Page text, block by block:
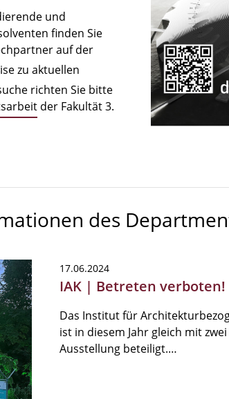
und
finden Sie
auf der
zu aktuellen
richten Sie bitte
der Fakultät 3.
des
17.06.2024
IAK | Betreten verboten!
Das Institut für
ist in diesem Jahr gleich mit
Ausstellung beteiligt.…